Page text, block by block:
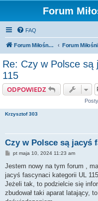
Forum
FAQ
Forum Miłośników Lotnictwa
Re: Czy w Polsce są
115
ODPOWIEDZ
Krzysztof 303
Czy w Polsce są jacyś
P
s
pt maja 10, 2024 11:23 am
Jestem nowy na tym forum ,
jacyś fascynaci kategorii UL
Jeżeli tak, to podzielcie się
zbudował taki aparat latający,